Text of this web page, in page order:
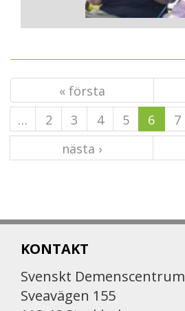
« första
…
2 3 4 5 6 7
nästa ›
KONTAKT
Svenskt Demenscentrum
Sveavägen 155